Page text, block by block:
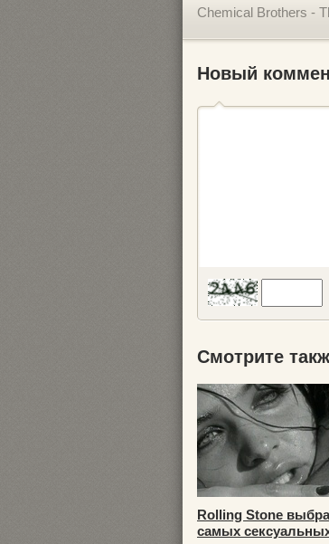
Chemical Brothers -
Новый
Смотрите
Rolling Stone
самых